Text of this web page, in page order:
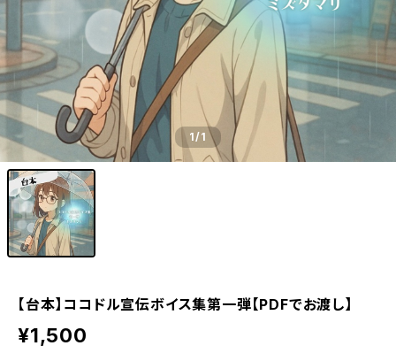
1/1
【台本】ココドル宣伝ボイス集第一弾【PDFでお渡し】
¥1,500